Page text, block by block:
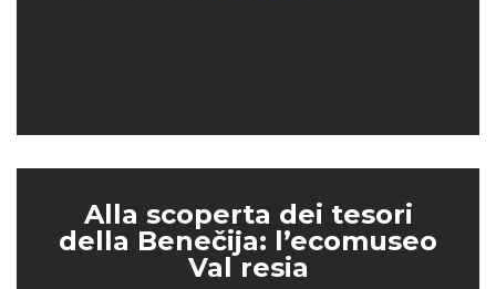
Alla scoperta dei tesori
della Benečija: l’ecomuseo
Val resia